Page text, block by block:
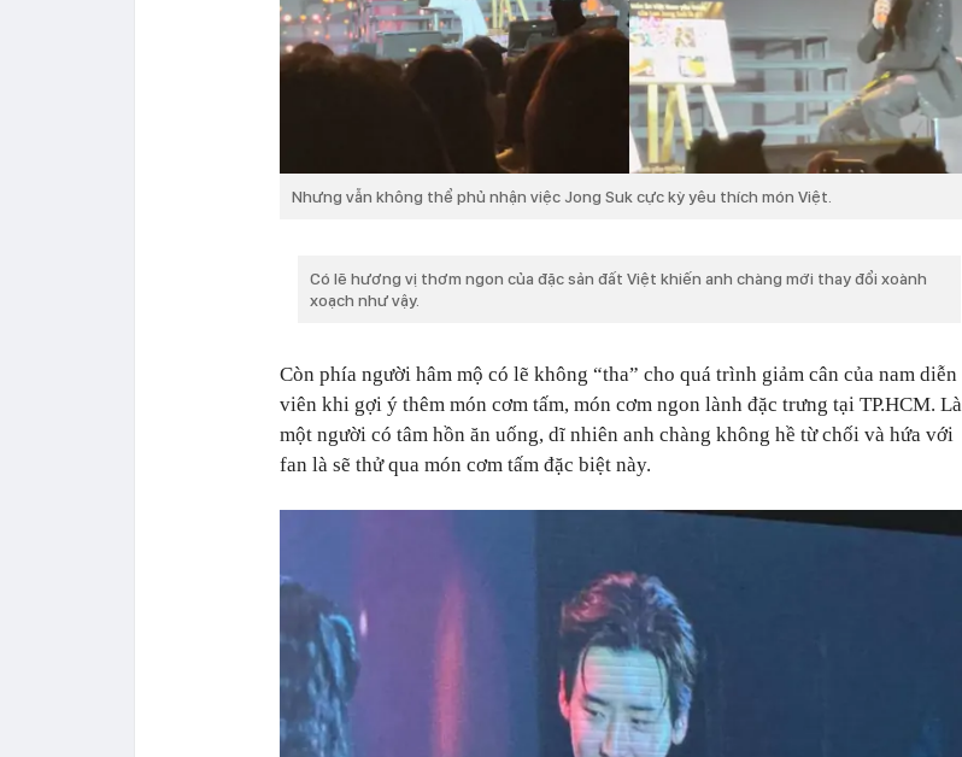
Nhưng vẫn không thể phủ nhận việc Jong Suk cực kỳ yêu thích món Việt.
Có lẽ hương vị thơm ngon của đặc sản đất Việt khiến anh chàng mới thay đổi xoành
xoạch như vậy.
Còn phía người hâm mộ có lẽ không “tha” cho quá trình giảm cân của nam diễn
viên khi gợi ý thêm món cơm tấm, món cơm ngon lành đặc trưng tại TP.HCM. Là
một người có tâm hồn ăn uống, dĩ nhiên anh chàng không hề từ chối và hứa với
fan là sẽ thử qua món cơm tấm đặc biệt này.